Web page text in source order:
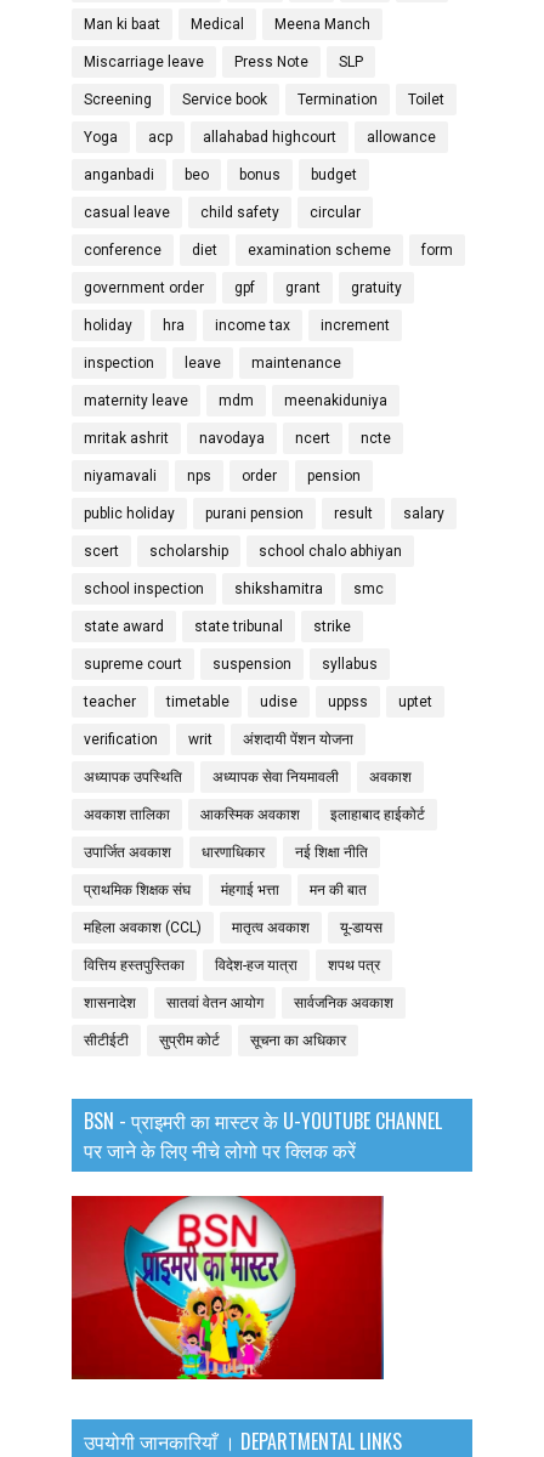
Man ki baat Medical Meena Manch
Miscarriage leave Press Note SLP
Screening Service book Termination Toilet
Yoga acp allahabad highcourt allowance
anganbadi beo bonus budget
casual leave child safety circular
conference diet examination scheme form
government order gpf grant gratuity
holiday hra income tax increment
inspection leave maintenance
maternity leave mdm meenakiduniya
mritak ashrit navodaya ncert ncte
niyamavali nps order pension
public holiday purani pension result salary
scert scholarship school chalo abhiyan
school inspection shikshamitra smc
state award state tribunal strike
supreme court suspension syllabus
teacher timetable udise uppss uptet
verification writ अंशदायी पेंशन योजना
अध्यापक उपस्थिति अध्यापक सेवा नियमावली अवकाश
अवकाश तालिका आकस्मिक अवकाश इलाहाबाद हाईकोर्ट
उपार्जित अवकाश धारणाधिकार नई शिक्षा नीति
प्राथमिक शिक्षक संघ मंहगाई भत्ता मन की बात
महिला अवकाश (CCL) मातृत्व अवकाश यू-डायस
वित्तिय हस्तपुस्तिका विदेश-हज यात्रा शपथ पत्र
शासनादेश सातवां वेतन आयोग सार्वजनिक अवकाश
सीटीईटी सुप्रीम कोर्ट सूचना का अधिकार
BSN - प्राइमरी का मास्टर के U-YOUTUBE CHANNEL
पर जाने के लिए नीचे लोगो पर क्लिक करें
उपयोगी जानकारियाँ । DEPARTMENTAL LINKS